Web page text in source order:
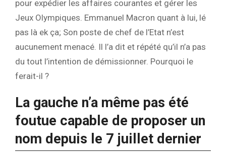
pour expédier les affaires courantes et gérer les
Jeux Olympiques. Emmanuel Macron quant à lui, lé
pas là ek ça; Son poste de chef de l’Etat n’est
aucunement menacé. Il l’a dit et répété qu’il n’a pas
du tout l’intention de démissionner. Pourquoi le
ferait-il ?
La gauche n’a même pas été
foutue capable de proposer un
nom depuis le 7 juillet dernier